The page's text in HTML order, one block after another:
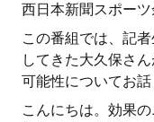
西日本新聞スポーツ
この番組では、記
してきた大久保さ
可能性についてお話
こんにちは。効果